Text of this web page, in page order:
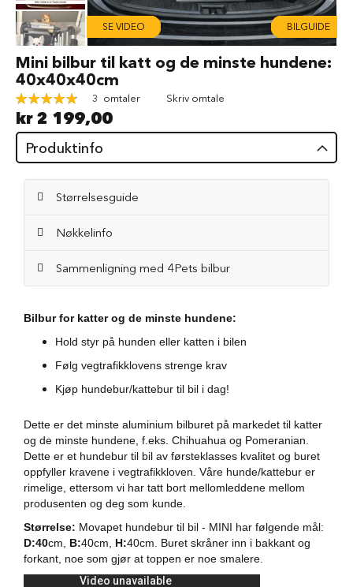
d
V
å
t
f
ô
t
i
l
h
u
n
G
d
e
h
n
d
T
y
g
g
e
b
e
i
n
Mini bilbur til katt og de minste hundene:
40x40x40cm
Rating:
98
% of100
3 omtaler Skriv omtale
kr 2 199,00
Produktinfo
Størrelsesguide
Nøkkelinfo
Sammenligning med 4Pets bilbur
Bilbur for katter og de minste hundene:
Hold styr på hunden eller katten i bilen
Følg vegtrafikklovens strenge krav
Kjøp hundebur/kattebur til bil i dag!
Dette er det minste aluminium bilburet på markedet til katter
og de minste hundene, f.eks. Chihuahua og Pomeranian.
Dette er et hundebur til bil av førsteklasses kvalitet og buret
oppfyller kravene i vegtrafikkloven. Våre hunde/kattebur er
rimelige, ettersom vi har tatt bort mellomleddene mellom
produsenten og deg som kunde.
Størrelse: Movapet hundebur til bil - MINI har følgende mål:
D:40cm, B:40cm, H:40cm. Buret skråner inn i bakkant og
forkant, noe som gjør at toppen er noe smalere.
SE VIDEO BILGUIDE
til
begynnelsen
av
bildegalleri